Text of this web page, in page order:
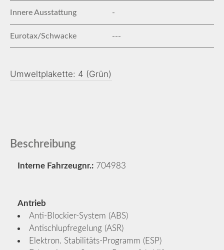
Innere Ausstattung -
Eurotax/Schwacke ---
Umweltplakette: 4 (Grün)
Beschreibung
Interne Fahrzeugnr.: 704983
Antrieb
Anti-Blockier-System (ABS)
Antischlupfregelung (ASR)
Elektron. Stabilitäts-Programm (ESP)